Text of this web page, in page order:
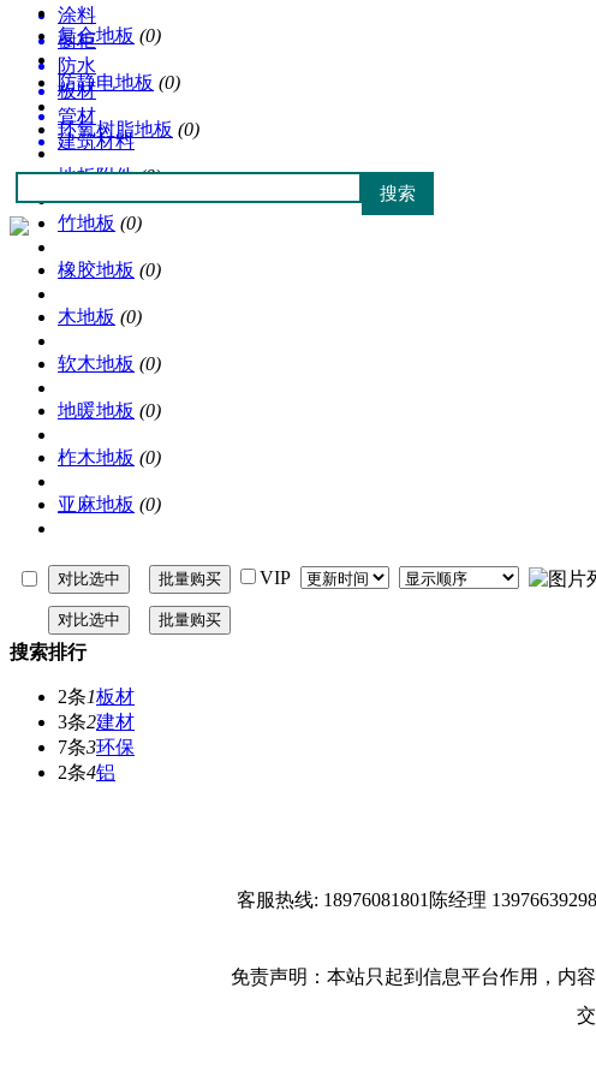
涂料
橱柜
防水
板材
管材
建筑材料
复合地板 (0)
防静电地板 (0)
环氧树脂地板 (0)
地板附件 (0)
竹地板 (0)
橡胶地板 (0)
木地板 (0)
软木地板 (0)
地暖地板 (0)
柞木地板 (0)
亚麻地板 (0)
VIP
搜索排行
2条1板材
3条2建材
7条3环保
2条4铝
客服热线: 18976081801陈经理
免责声明：本站只起到信息平台作用，内